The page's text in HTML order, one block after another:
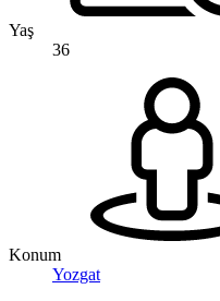
Yaş
36
Konum
Yozgat